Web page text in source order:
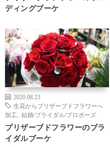
ディングブーケ
2020.08.23
生花からプリザーブドフラワーへ
加工
結婚/ブライダル/プロポーズ
プリザーブドフラワーのブラ
イダルブーケ